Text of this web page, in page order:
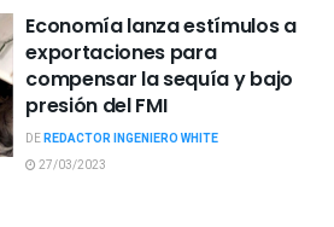
Economía lanza estímulos a
exportaciones para
compensar la sequía y bajo
presión del FMI
DEREDACTOR INGENIERO WHITE
27/03/2023